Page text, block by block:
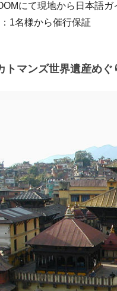
にて現地から日本語ガ
1名様から催行保証
トマンズ世界遺産め